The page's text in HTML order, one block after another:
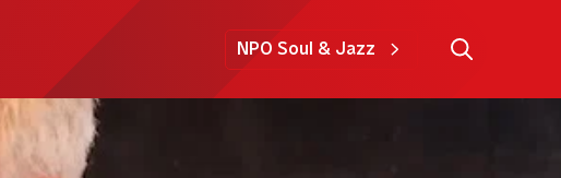
NPO Soul & Jazz